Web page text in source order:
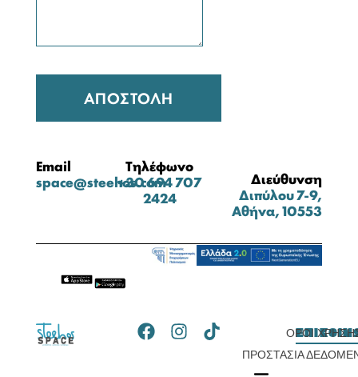
ΑΠΟΣΤΟΛΉ
Email
space@steehos.com
Tηλέφωνο
+30 694 707
2424
Διεύθυνση
Διπύλου 7-9,
Αθήνα, 10553
ΌΡΟΙ
ΠΡΟΣΤΑΣΊΑ